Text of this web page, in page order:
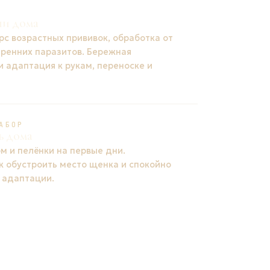
возрастных прививок, обработка от
паразитов. Бережная
адаптация к рукам, переноске и
и пелёнки на первые дни.
обустроить место щенка и спокойно